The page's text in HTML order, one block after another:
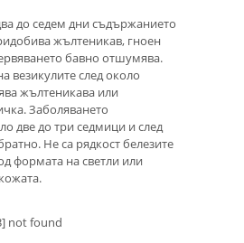
до седем дни съдържанието
жълтеникав, гноен
бавно отшумява.
везикулите след около
жълтеникава или
Заболяването
две до три седмици и след
Не са рядкост белезите
формата на светли или
not found